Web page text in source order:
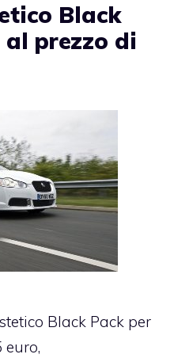
Black
al prezzo di
Black Pack per
euro,